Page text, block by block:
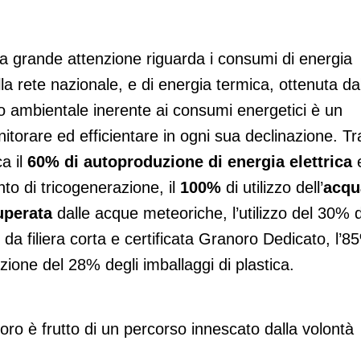
grande attenzione riguarda i consumi di energia
rete nazionale, e di energia termica, ottenuta
ambientale inerente ai consumi energetici è un
ed efficientare in ogni sua declinazione.
il 60% di autoproduzione di energia elettrica
di tricogenerazione, il 100% di utilizzo dell’
dalle acque meteoriche, l’utilizzo del 30%
filiera corta e certificata Granoro Dedicato,
del 28% degli imballaggi di plastica.
è frutto di un percorso innescato dalla volontà